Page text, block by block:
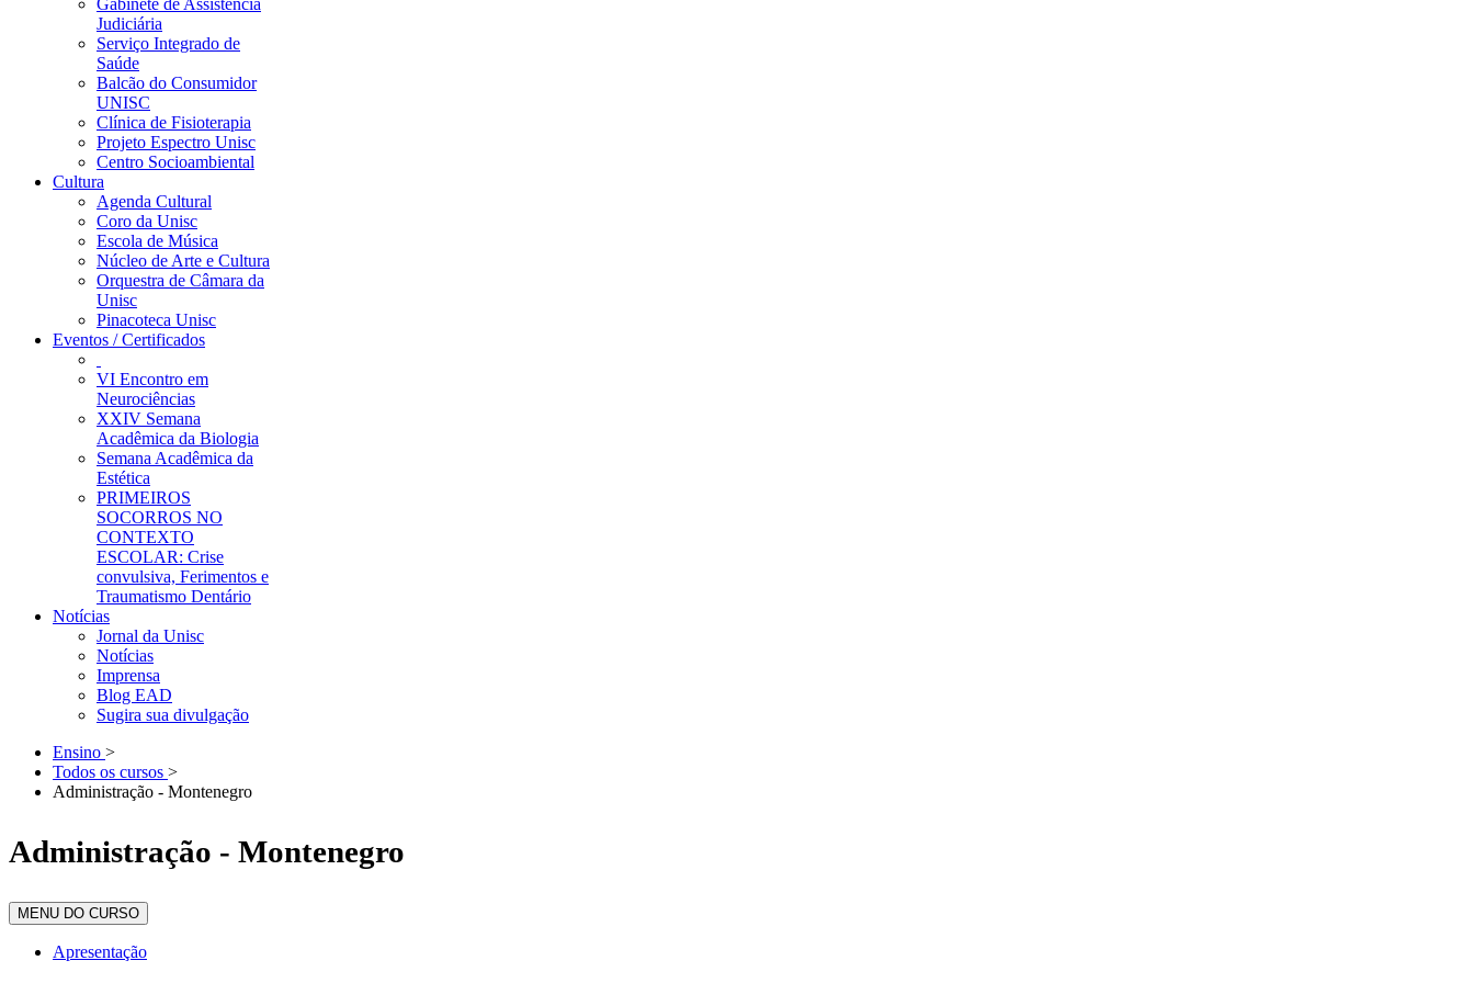
Gabinete de Assistência
Judiciária
Serviço Integrado de
Saúde
Balcão do Consumidor
UNISC
Clínica de Fisioterapia
Projeto Espectro Unisc
Centro Socioambiental
Cultura
Agenda Cultural
Coro da Unisc
Escola de Música
Núcleo de Arte e Cultura
Orquestra de Câmara da
Unisc
Pinacoteca Unisc
Eventos / Certificados
VI Encontro em
Neurociências
XXIV Semana
Acadêmica da Biologia
Semana Acadêmica da
Estética
PRIMEIROS
SOCORROS NO
CONTEXTO
ESCOLAR: Crise
convulsiva, Ferimentos e
Traumatismo Dentário
Notícias
Jornal da Unisc
Notícias
Imprensa
Blog EAD
Sugira sua divulgação
Ensino >
Todos os cursos >
Administração - Montenegro
Administração - Montenegro
MENU DO CURSO
Apresentação